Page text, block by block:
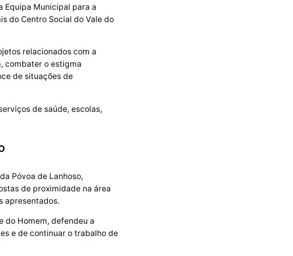
Equipa Municipal para a
do Centro Social do Vale do
relacionados com a
combater o estigma
de situações de
de saúde, escolas,
Póvoa de Lanhoso,
de proximidade na área
apresentados.
do Homem, defendeu a
e de continuar o trabalho de